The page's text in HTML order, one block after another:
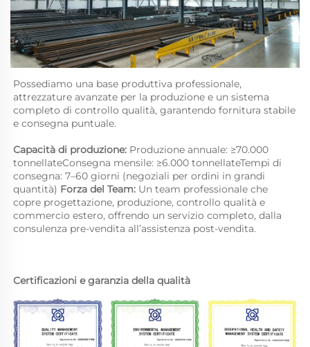
Possediamo una base produttiva professionale,
attrezzature avanzate per la produzione e un sistema
completo di controllo qualità, garantendo fornitura stabile
e consegna puntuale.
Capacità di produzione: Produzione annuale: ≥70.000
tonnellateConsegna mensile: ≥6.000 tonnellateTempi di
consegna: 7–60 giorni (negoziali per ordini in grandi
quantità) Forza del Team: Un team professionale che
copre progettazione, produzione, controllo qualità e
commercio estero, offrendo un servizio completo, dalla
consulenza pre-vendita all’assistenza post-vendita.
Certificazioni e garanzia della qualità